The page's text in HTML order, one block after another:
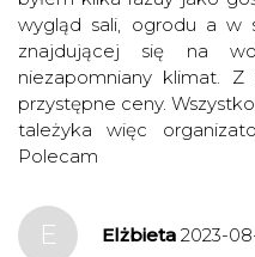
wygląd sali, ogrodu a w
znajdującej się na
niezapomniany klimat.
przystępne ceny.
tależyka więc
Polecam
E Elżbieta 2023-